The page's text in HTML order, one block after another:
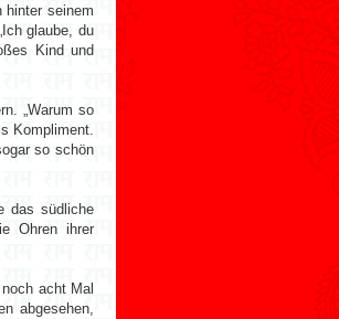
hinter seinem
glaube, du
Kind und
„Warum so
Kompliment.
so schön
das südliche
Ohren ihrer
acht Mal
abgesehen,